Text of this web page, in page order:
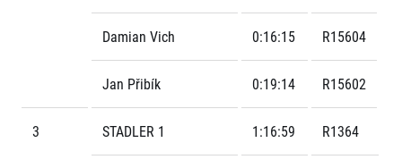
Titulární partneři
Damian Vich 0:16:15 R15604
Jan Přibík 0:19:14 R15602
3 STADLER 1 1:16:59 R1364